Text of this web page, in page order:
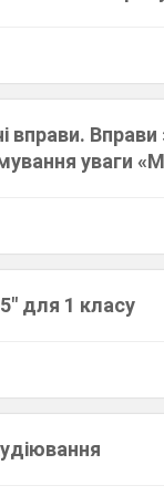
вправи.
уваги
для 1 класу